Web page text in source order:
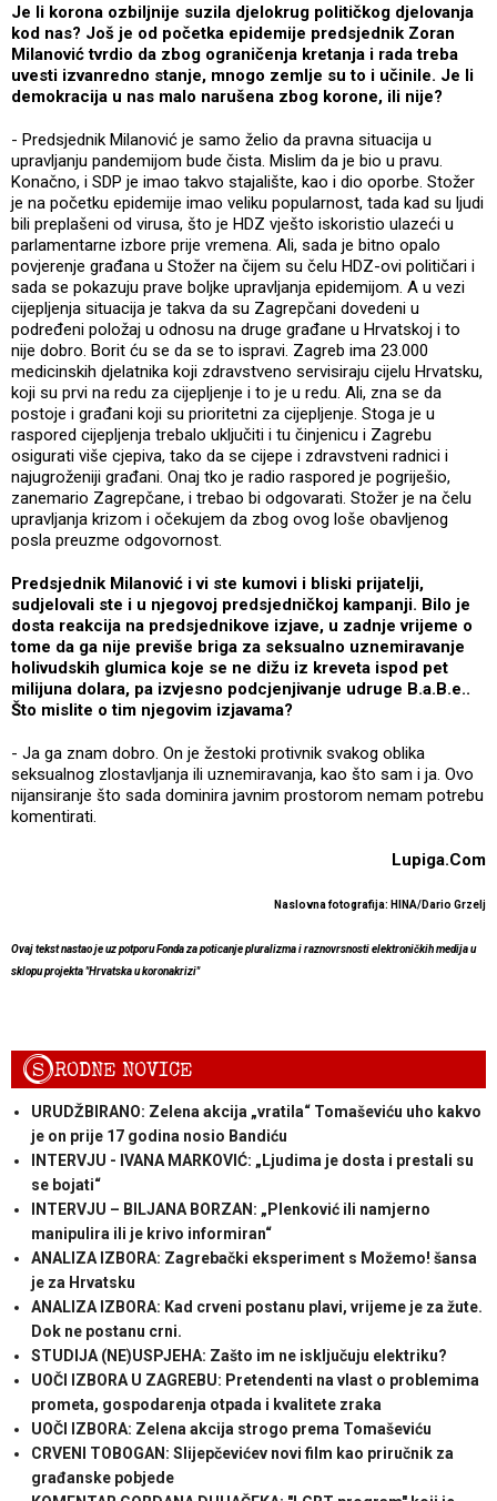
Je li korona ozbiljnije suzila djelokrug političkog djelovanja
kod nas? Još je od početka epidemije predsjednik Zoran
Milanović tvrdio da zbog ograničenja kretanja i rada treba
uvesti izvanredno stanje, mnogo zemlje su to i učinile. Je li
demokracija u nas malo narušena zbog korone, ili nije?
- Predsjednik Milanović je samo želio da pravna situacija u
upravljanju pandemijom bude čista. Mislim da je bio u pravu.
Konačno, i SDP je imao takvo stajalište, kao i dio oporbe. Stožer
je na početku epidemije imao veliku popularnost, tada kad su ljudi
bili preplašeni od virusa, što je HDZ vješto iskoristio ulazeći u
parlamentarne izbore prije vremena. Ali, sada je bitno opalo
povjerenje građana u Stožer na čijem su čelu HDZ-ovi političari i
sada se pokazuju prave boljke upravljanja epidemijom. A u vezi
cijepljenja situacija je takva da su Zagrepčani dovedeni u
podređeni položaj u odnosu na druge građane u Hrvatskoj i to
nije dobro. Borit ću se da se to ispravi. Zagreb ima 23.000
medicinskih djelatnika koji zdravstveno servisiraju cijelu Hrvatsku,
koji su prvi na redu za cijepljenje i to je u redu. Ali, zna se da
postoje i građani koji su prioritetni za cijepljenje. Stoga je u
raspored cijepljenja trebalo uključiti i tu činjenicu i Zagrebu
osigurati više cjepiva, tako da se cijepe i zdravstveni radnici i
najugroženiji građani. Onaj tko je radio raspored je pogriješio,
zanemario Zagrepčane, i trebao bi odgovarati. Stožer je na čelu
upravljanja krizom i očekujem da zbog ovog loše obavljenog
posla preuzme odgovornost.
Predsjednik Milanović i vi ste kumovi i bliski prijatelji,
sudjelovali ste i u njegovoj predsjedničkoj kampanji. Bilo je
dosta reakcija na predsjednikove izjave, u zadnje vrijeme o
tome da ga nije previše briga za seksualno uznemiravanje
holivudskih glumica koje se ne dižu iz kreveta ispod pet
milijuna dolara, pa izvjesno podcjenjivanje udruge B.a.B.e..
Što mislite o tim njegovim izjavama?
- Ja ga znam dobro. On je žestoki protivnik svakog oblika
seksualnog zlostavljanja ili uznemiravanja, kao što sam i ja. Ovo
nijansiranje što sada dominira javnim prostorom nemam potrebu
komentirati.
Lupiga.Com
Naslovna fotografija: HINA/Dario Grzelj
Ovaj tekst nastao je uz potporu Fonda za poticanje pluralizma i raznovrsnosti elektroničkih medija u
sklopu projekta "Hrvatska u koronakrizi"
SRODNE NOVICE
URUDŽBIRANO: Zelena akcija „vratila“ Tomaševiću uho kakvo
je on prije 17 godina nosio Bandiću
INTERVJU - IVANA MARKOVIĆ: „Ljudima je dosta i prestali su
se bojati“
INTERVJU – BILJANA BORZAN: „Plenković ili namjerno
manipulira ili je krivo informiran“
ANALIZA IZBORA: Zagrebački eksperiment s Možemo! šansa
je za Hrvatsku
ANALIZA IZBORA: Kad crveni postanu plavi, vrijeme je za žute.
Dok ne postanu crni.
STUDIJA (NE)USPJEHA: Zašto im ne isključuju elektriku?
UOČI IZBORA U ZAGREBU: Pretendenti na vlast o problemima
prometa, gospodarenja otpada i kvalitete zraka
UOČI IZBORA: Zelena akcija strogo prema Tomaševiću
CRVENI TOBOGAN: Slijepčevićev novi film kao priručnik za
građanske pobjede